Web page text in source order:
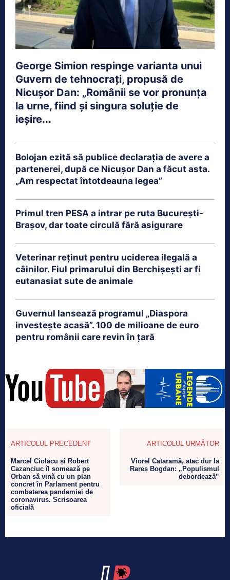
George Simion respinge varianta unui
Guvern de tehnocrați, propusă de
Nicușor Dan: „Românii se vor pronunța
la urne, fiind și singura soluție de
ieșire...
Bolojan ezită să publice declarația de avere a
partenerei, după ce Nicușor Dan a făcut asta.
„Am respectat întotdeauna legea”
Primul tren PESA a intrar pe ruta București-
Brașov, dar toate circulă fără asigurare
Veterinar reținut pentru uciderea ilegală a
câinilor. Fiul primarului din Berchișești ar fi
eutanasiat sute de animale
Guvernul lansează programul „Diaspora
investește acasă”. 100 de milioane de euro
pentru românii care revin în țară
ARTICOLUL PRECEDENT
Marcel Ciolacu și Robert
Cazanciuc îl somează pe
Orban să vină cu un plan
concret în Parlament pentru
combaterea pandemiei de
coronavirus. Scrisoarea
oficială
ARTICOLUL URMĂTOR
Viorel Cataramă, atac dur la
Rareș Bogdan: „Populismul
debordează”